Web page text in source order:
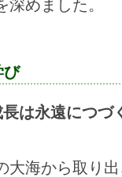
めました。
び
は永遠につづ
大海から取り